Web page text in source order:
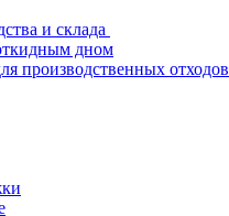
и склада
дном
производственных отходов